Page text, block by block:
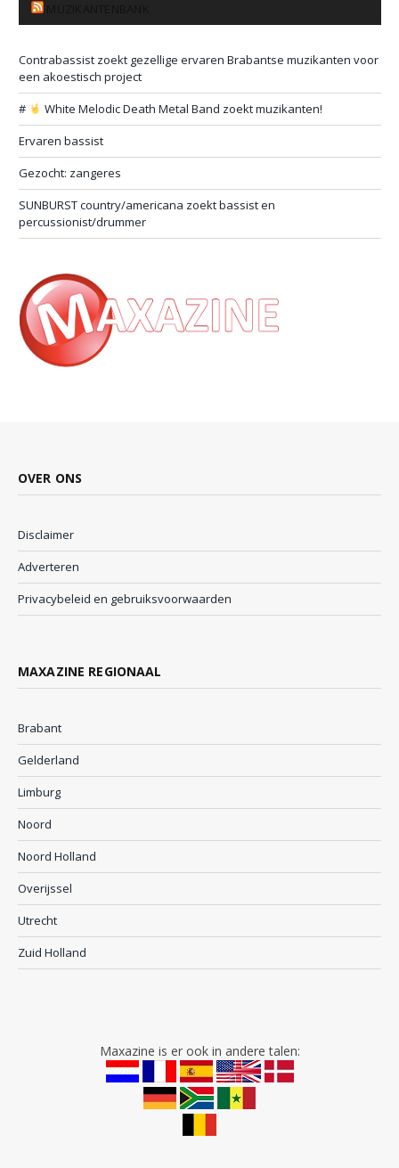
Contrabassist zoekt gezellige ervaren Brabantse muzikanten voor
een akoestisch project
#
White Melodic Death Metal Band zoekt muzikanten!
Ervaren bassist
Gezocht: zangeres
SUNBURST country/americana zoekt bassist en
percussionist/drummer
OVER ONS
Disclaimer
Adverteren
Privacybeleid en gebruiksvoorwaarden
MAXAZINE REGIONAAL
Brabant
Gelderland
Limburg
Noord
Noord Holland
Overijssel
Utrecht
Zuid Holland
Maxazine is er ook in andere talen: